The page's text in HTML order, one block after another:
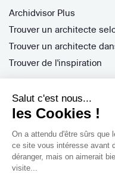
Salut c'est nous...
les Cookies !
On a attendu d'être sûrs que
ce site vous intéresse avant
déranger, mais on aimerait
visite...
Archidvisor Plus
Trouver un architecte
Trouver un architecte
Trouver de l'inspiration
Rejoignez-nous !